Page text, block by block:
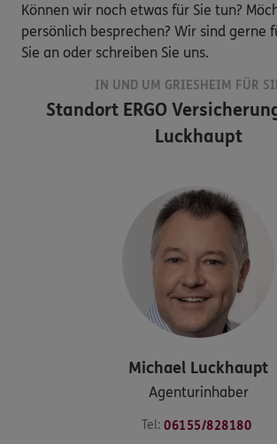
Können wir noch etwas für Sie tun?
persönlich besprechen? Wir sind gerne
Sie an oder schreiben Sie uns.
IN UND UM GRIESHEIM FÜR
Standort ERGO
Luckhaupt
Michael Luckhaupt
Agenturinhaber
Tel: 06155/828180